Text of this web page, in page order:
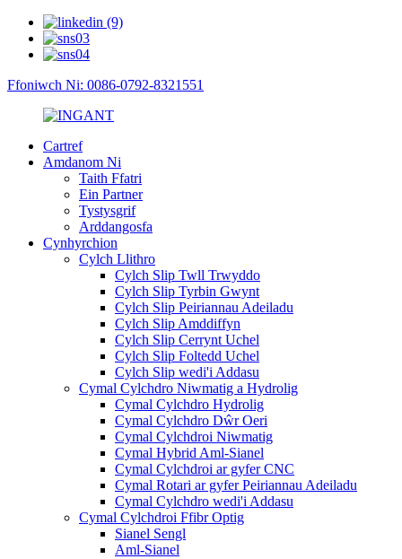
Ffoniwch Ni: 0086-0792-8321551
Cartref
Amdanom Ni
Taith Ffatri
Ein Partner
Tystysgrif
Arddangosfa
Cynhyrchion
Cylch Llithro
Cylch Slip Twll Trwyddo
Cylch Slip Tyrbin Gwynt
Cylch Slip Peiriannau Adeiladu
Cylch Slip Amddiffyn
Cylch Slip Cerrynt Uchel
Cylch Slip Foltedd Uchel
Cylch Slip wedi'i Addasu
Cymal Cylchdro Niwmatig a Hydrolig
Cymal Cylchdro Hydrolig
Cymal Cylchdro Dŵr Oeri
Cymal Cylchdroi Niwmatig
Cymal Hybrid Aml-Sianel
Cymal Cylchdroi ar gyfer CNC
Cymal Rotari ar gyfer Peiriannau Adeiladu
Cymal Cylchdro wedi'i Addasu
Cymal Cylchdroi Ffibr Optig
Sianel Sengl
Aml-Sianel